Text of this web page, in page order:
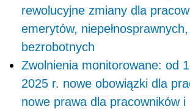
rewolucyjne zmiany dla
emerytów, niepełnosprawnych,
bezrobotnych
Zwolnienia monitorowane: od
2025 r. nowe obowiązki dla
nowe prawa dla pracowników i